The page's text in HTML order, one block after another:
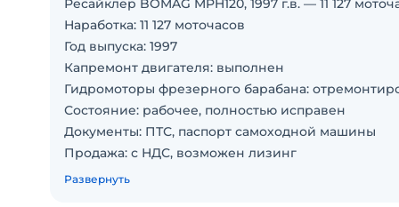
Ресайклер BOMAG MPH120, 1997 г.в. — 11 127
Наработка: 11 127 моточасов
Год выпуска: 1997
Капремонт двигателя: выполнен
Гидромоторы фрезерного барабана:
Состояние: рабочее, полностью исправен
Документы: ПТС, паспорт самоходной машины
Продажа: с НДС, возможен лизинг
Два главных преимущества — самые дорогие
Развернуть